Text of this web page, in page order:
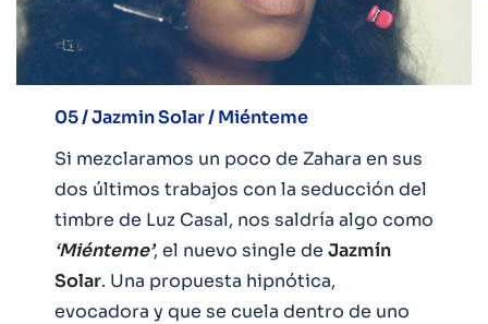
05 / Jazmin Solar / Miénteme
Si mezclaramos un poco de Zahara en sus
dos últimos trabajos con la seducción del
timbre de Luz Casal, nos saldría algo como
‘Miénteme’, el nuevo single de Jazmín
Solar. Una propuesta hipnótica,
evocadora y que se cuela dentro de uno